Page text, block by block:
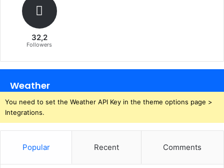
32,2
Followers
Weather
You need to set the Weather API Key in the theme options page >
Integrations.
Popular Recent Comments